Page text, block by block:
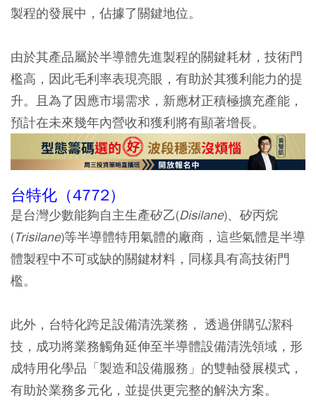
製程的發展中，佔據了關鍵地位。
由於其產品屬於半導體先進製程的關鍵耗材，技術門
檻高，因此毛利率表現亮眼，有助於其獲利能力的提
升。且為了因應市場需求，新應材正積極擴充產能，
預計在未來幾年內營收和獲利將有顯著增長。
台特化（4772）
是台灣少數能夠自主生產矽乙(Disilane)、矽丙烷
(Trisilane)等半導體特用氣體的廠商，這些氣體是半導
體製程中不可或缺的關鍵材料，同樣具有高技術門
檻。
此外，台特化跨足設備清洗業務， 透過併購弘潔科
技，成功將業務觸角延伸至半導體設備清洗領域，形
成特用化學品「製造和設備服務」的雙軸發展模式，
有助於業務多元化，並提供更完整的解決方案。